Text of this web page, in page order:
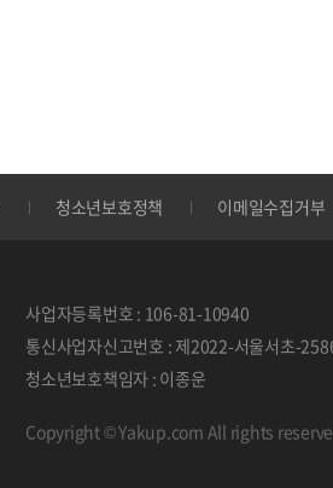
청소년보호정책 이메일수집거부
사업자등록번호 : 106-81-10940
통신사업자신고번호 : 제2022-서울서초-
청소년보호책임자 : 이종운
Copyright © Yakup.com All rights